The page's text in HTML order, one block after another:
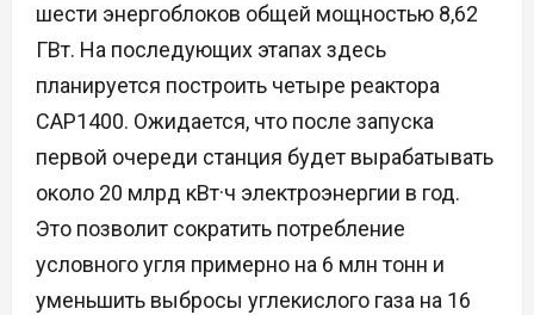
шести энергоблоков общей мощностью 8,62
ГВт. На последующих этапах здесь
планируется построить четыре реактора
CAP1400. Ожидается, что после запуска
первой очереди станция будет вырабатывать
около 20 млрд кВт·ч электроэнергии в год.
Это позволит сократить потребление
условного угля примерно на 6 млн тонн и
уменьшить выбросы углекислого газа на 16